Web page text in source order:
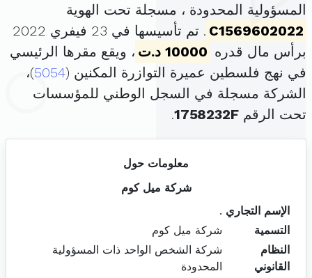
المسؤولية المحدودة ، مسجلة تحت الهوية
C1569602022
. تم تأسيسها في 23 فيفري 2022
برأس مال قدره 10000 د.ت
، ويقع مقرها الرئيسي
في نهج فلسطين عميرة التوازرة المكنين (5054)،
الشركة مسجلة في السجل الوطني للمؤسسات
تحت الرقم 1758232F
.
معلومات حول
شركة ميل كوم
الإسم التجاري .
التسمية
شركة ميل كوم
النظام
القانوني
شركة الشخص الواحد ذات المسؤولية
المحدودة